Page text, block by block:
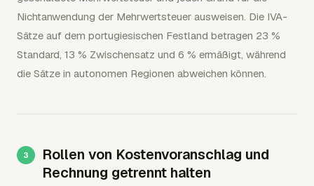
Nichtanwendung der Mehrwertsteuer ausweisen. Die IVA-
Sätze auf dem portugiesischen Festland betragen 23 %
Standard, 13 % Zwischensatz und 6 % ermäßigt, während
die Sätze in autonomen Regionen abweichen können.
Rollen von Kostenvoranschlag und
Rechnung getrennt halten